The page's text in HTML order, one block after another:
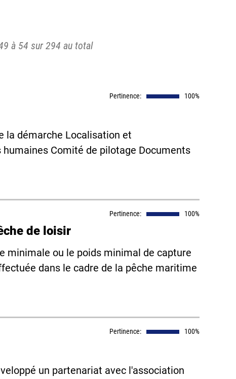
à 54 sur 294 au total
Pertinence: 100%
la démarche Localisation et
Comité de pilotage Documents
Pertinence: 100%
de loisir
minimale ou le poids minimal de capture
dans le cadre de la pêche maritime
Pertinence: 100%
un partenariat avec l'association